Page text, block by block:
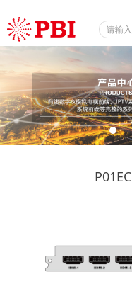
首页
产品中心
解决方案
新闻中心
关于我们
P01EC